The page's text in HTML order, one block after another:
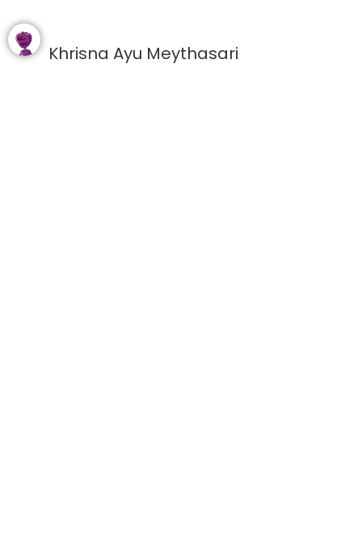
Khrisna Ayu Meythasari